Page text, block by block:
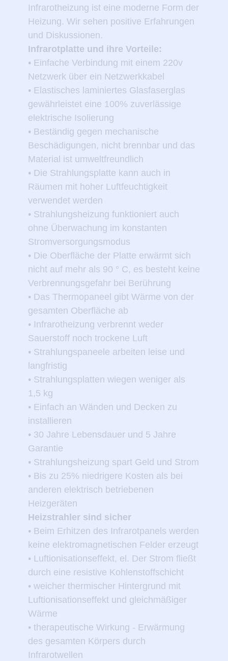
Infrarotheizung ist eine moderne Form der
Heizung. Wir sehen positive Erfahrungen
und Diskussionen.
Infrarotplatte und ihre Vorteile:
• Einfache Verbindung mit einem 220v
Netzwerk über ein Netzwerkkabel
• Elastisches laminiertes Glasfaserglas
gewährleistet eine 100% zuverlässige
elektrische Isolierung
• Beständig gegen mechanische
Beschädigungen, nicht brennbar und das
Material ist umweltfreundlich
• Die Strahlungsplatte kann auch in
Räumen mit hoher Luftfeuchtigkeit
verwendet werden
• Strahlungsheizung funktioniert auch
ohne Überwachung im konstanten
Stromversorgungsmodus
• Die Oberfläche der Platte erwärmt sich
nicht auf mehr als 90 ° C, es besteht keine
Verbrennungsgefahr bei Berührung
• Das Thermopaneel gibt Wärme von der
gesamten Oberfläche ab
• Infrarotheizung verbrennt weder
Sauerstoff noch trockene Luft
• Strahlungspaneele arbeiten leise und
langfristig
• Strahlungsplatten wiegen weniger als
1,5 kg
• Einfach an Wänden und Decken zu
installieren
• 30 Jahre Lebensdauer und 5 Jahre
Garantie
• Strahlungsheizung spart Geld und Strom
• Bis zu 25% niedrigere Kosten als bei
anderen elektrisch betriebenen
Heizgeräten
Heizstrahler sind sicher
• Beim Erhitzen des Infrarotpanels werden
keine elektromagnetischen Felder erzeugt
• Luftionisationseffekt, el. Der Strom fließt
durch eine resistive Kohlenstoffschicht
• weicher thermischer Hintergrund mit
Luftionisationseffekt und gleichmäßiger
Wärme
• therapeutische Wirkung - Erwärmung
des gesamten Körpers durch
Infrarotwellen